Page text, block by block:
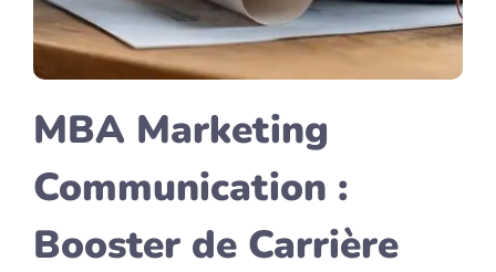
MBA Marketing
Communication :
Booster de Carrière